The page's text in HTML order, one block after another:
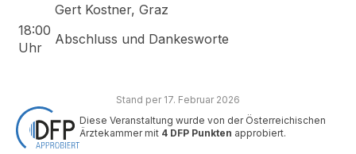
Gert Kostner, Graz
18:00
Uhr
Abschluss und Dankesworte
Stand per 17. Februar 2026
Diese Veranstaltung wurde von der Österreichischen
Ärztekammer mit 4 DFP Punkten approbiert.